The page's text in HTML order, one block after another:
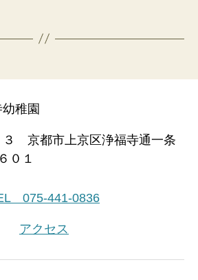
稚園
３ 京都市上京区浄福寺通一条
０１
075-441-0836
アクセス